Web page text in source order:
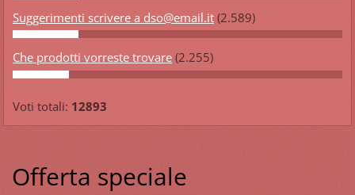
Suggerimenti scrivere a dso@email.it (2.589)
Che prodotti vorreste trovare (2.255)
Voti totali: 12893
Offerta speciale